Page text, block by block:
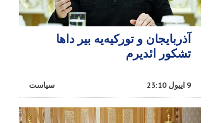
آذربایجان و تورکیه‌یه بیر داها
تشکور ائدیرم
سیاست 9 اییول 23:10